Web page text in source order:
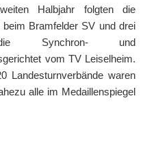
Halbjahr folgten die
Bramfelder SV und drei
Synchron- und
vom TV Leiselheim.
Landesturnverbände waren
alle im Medaillenspiegel